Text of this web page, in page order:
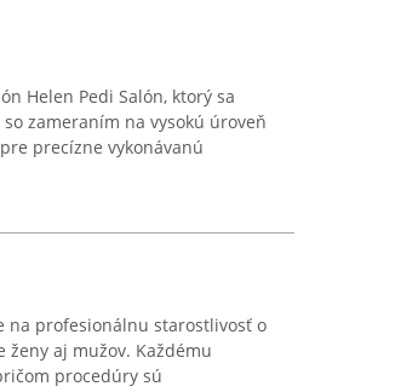
Helen Pedi Salón, ktorý sa
zameraním na vysokú úroveň
precízne vykonávanú
na profesionálnu starostlivosť o
aj mužov. Každému
procedúry sú